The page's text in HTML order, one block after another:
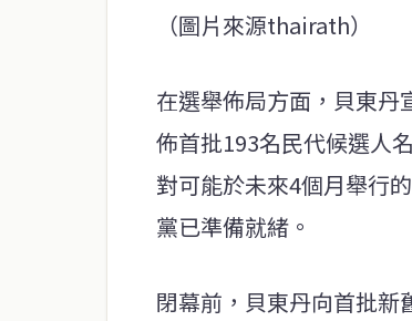
（圖片來源thairath）
在選舉佈局方面，貝東丹
佈首批193名民代候選人
對可能於未來4個月舉行
黨已準備就緒。
閉幕前，貝東丹向首批新